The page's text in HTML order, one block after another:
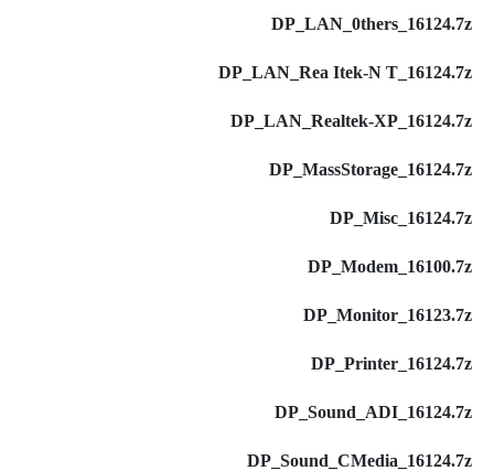
DP_LAN_0thers_16124.7z
DP_LAN_Rea Itek-N T_16124.7z
DP_LAN_Realtek-XP_16124.7z
DP_MassStorage_16124.7z
DP_Misc_16124.7z
DP_Modem_16100.7z
DP_Monitor_16123.7z
DP_Printer_16124.7z
DP_Sound_ADI_16124.7z
DP_Sound_CMedia_16124.7z